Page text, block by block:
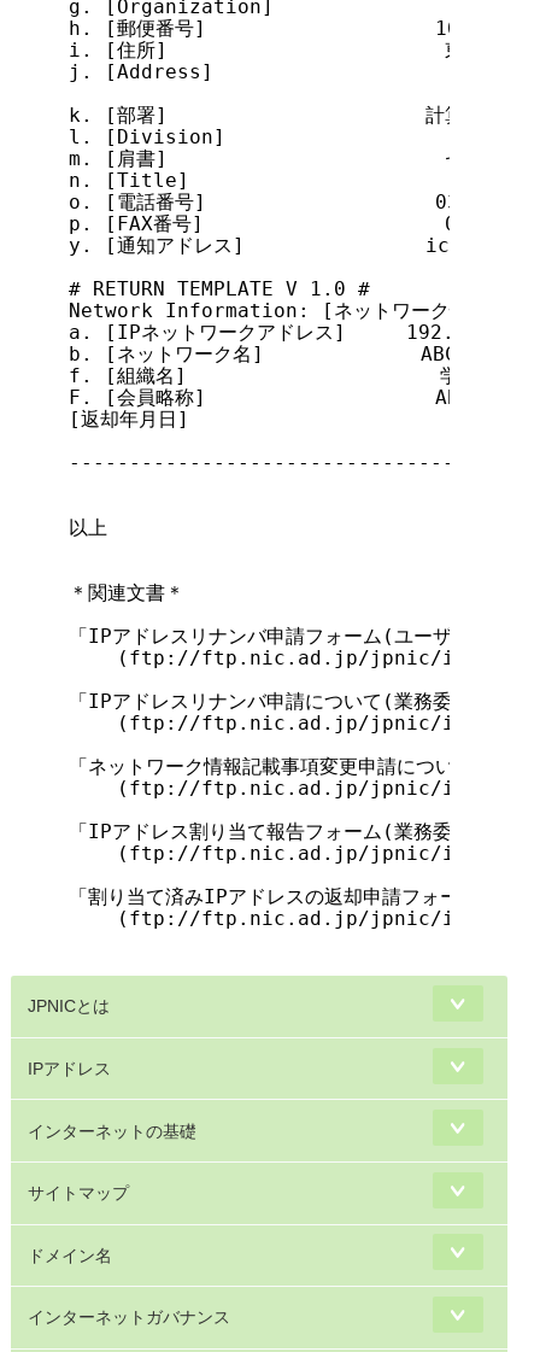
g. [Organization]               Science
h. [郵便番号]                   101-0052
i. [住所]                       東京都千代田
j. [Address]                    1-2,
k. [部署]               　　　　計算機センタ
l. [Division]                   Computer
m. [肩書]                       センター長
n. [Title]
o. [電話番号]                   03-1234-
p. [FAX番号]                    03-1234-
y. [通知アドレス]
# RETURN TEMPLATE V 1.0 #
Network Information: [ネットワーク情報]
a. [IPネットワークアドレス]     192.1.1.0-
b. [ネットワーク名]             ABC-DUP-
f. [組織名]                     学術ネット
F. [会員略称]                   ABC-NET
[返却年月日]
以上
＊関連文書＊
「IPアドレスリナンバ申請フォーム(ユーザネットワ
(ftp://ftp.nic.ad.jp/jpnic/
「IPアドレスリナンバ申請について(業務委任会員
(ftp://ftp.nic.ad.jp/jpnic/
「ネットワーク情報記載事項変更申請について」
(ftp://ftp.nic.ad.jp/jpnic/
「IPアドレス割り当て報告フォーム(業務委任会員
(ftp://ftp.nic.ad.jp/jpnic/
「割り当て済みIPアドレスの返却申請フォーム」
(ftp://ftp.nic.ad.jp/jpnic/
JPNICとは
IPアドレス
インターネットの基礎
サイトマップ
ドメイン名
インターネットガバナンス